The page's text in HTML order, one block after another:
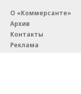
О «Коммерсанте»
Архив
Контакты
Реклама